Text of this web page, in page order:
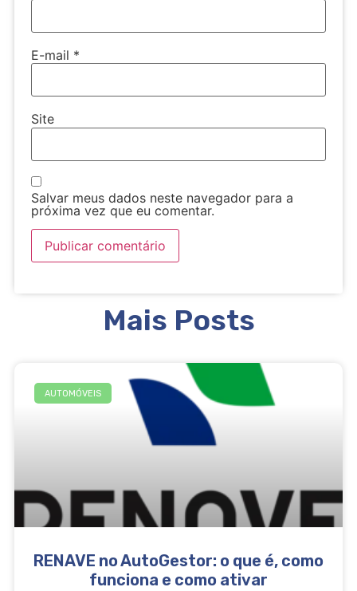
E-mail *
Site
Salvar meus dados neste navegador para a
próxima vez que eu comentar.
Mais Posts
AUTOMÓVEIS
RENAVE no AutoGestor: o que é, como
funciona e como ativar